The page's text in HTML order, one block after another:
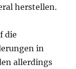
herstellen.
die
in
allerdings